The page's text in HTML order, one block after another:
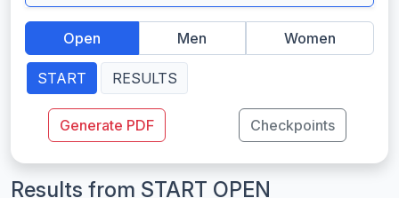
Open Men Women
START RESULTS
Generate PDF Checkpoints
Results from START OPEN